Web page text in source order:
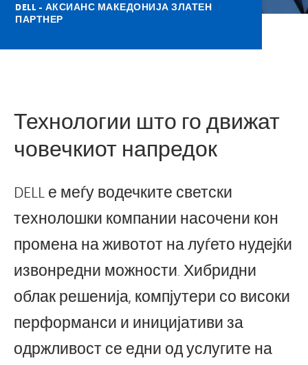
DELL - АКСИАНС МАКЕДОНИЈА ЗЛАТЕН
ПАРТНЕР
Технологии што го движат
човечкиот напредок
DELL е меѓу водечките светски
технолошки компании насочени кон
промена на животот на луѓето нудејќи
извонредни можности. Хибридни
облак решенија, компјутери со високи
перформанси и иницијативи за
одржливост се едни од услугите на